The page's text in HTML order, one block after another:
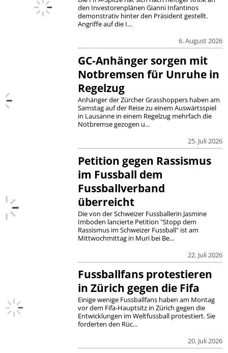
6. August 2026
den Investorenplänen Gianni Infantinos
demonstrativ hinter den Präsident gestellt.
Angriffe auf die I...
GC-Anhänger sorgen mit
Notbremsen für Unruhe in
Regelzug
25. Juli 2026
Anhänger der Zürcher Grasshoppers haben am
Samstag auf der Reise zu einem Auswärtsspiel
in Lausanne in einem Regelzug mehrfach die
Notbremse gezogen u...
Petition gegen Rassismus
im Fussball dem
Fussballverband
überreicht
22. Juli 2026
Die von der Schweizer Fussballerin Jasmine
Imboden lancierte Petition "Stopp dem
Rassismus im Schweizer Fussball" ist am
Mittwochmittag in Muri bei Be...
Fussballfans protestieren
in Zürich gegen die Fifa
20. Juli 2026
Einige wenige Fussballfans haben am Montag
vor dem Fifa-Hauptsitz in Zürich gegen die
Entwicklungen im Weltfussball protestiert. Sie
forderten den Rüc...